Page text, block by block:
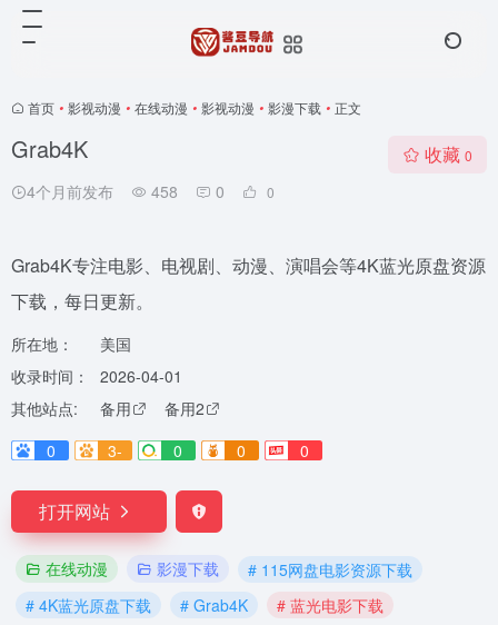
首页 • 影视动漫 • 在线动漫 • 影视动漫 • 影漫下载 • 正文
Grab4K
4个月前发布 458 0 0
收藏 0
Grab4K专注电影、电视剧、动漫、演唱会等4K蓝光原盘资源
下载，每日更新。
所在地：
美国
收录时间：
2026-04-01
其他站点:
备用
备用2
0
3- 0 0 0
打开网站
在线动漫 影漫下载
# 115网盘电影资源下载
# 4K蓝光原盘下载
# Grab4K
# 蓝光电影下载